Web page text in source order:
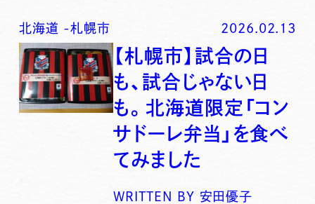
北海道 -札幌市 2026.02.13
【札幌市】試合の日
も、試合じゃない日
も。北海道限定「コン
サドーレ弁当」を食べ
てみました
WRITTEN BY 安田優子